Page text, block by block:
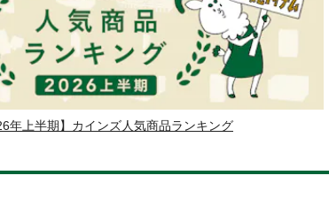
年上半期】カインズ人気商品ランキング